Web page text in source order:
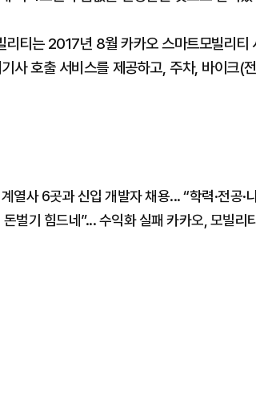
리티는 2017년 8월 카카오 스마트모빌리티
사 호출 서비스를 제공하고, 주차, 바이크(
열사 6곳과 신입 개발자 채용... “학력·전공·
벌기 힘드네”... 수익화 실패 카카오, 모빌리